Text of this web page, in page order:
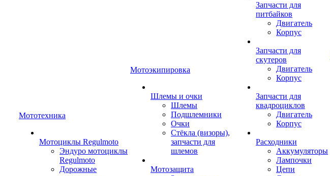
Мототехника
Мотоциклы Regulmoto
Эндуро мотоциклы
Regulmoto
Дорожные
Мотоэкипировка
Шлемы и очки
Шлемы
Подшлемники
Очки
Стёкла (визоры),
запчасти для
шлемов
Мотозащита
Запчасти для
питбайков
Двигатель
Корпус
Запчасти для
скутеров
Двигатель
Корпус
Запчасти для
квадроциклов
Двигатель
Корпус
Расходники
Аккумуляторы
Лампочки
Цепи